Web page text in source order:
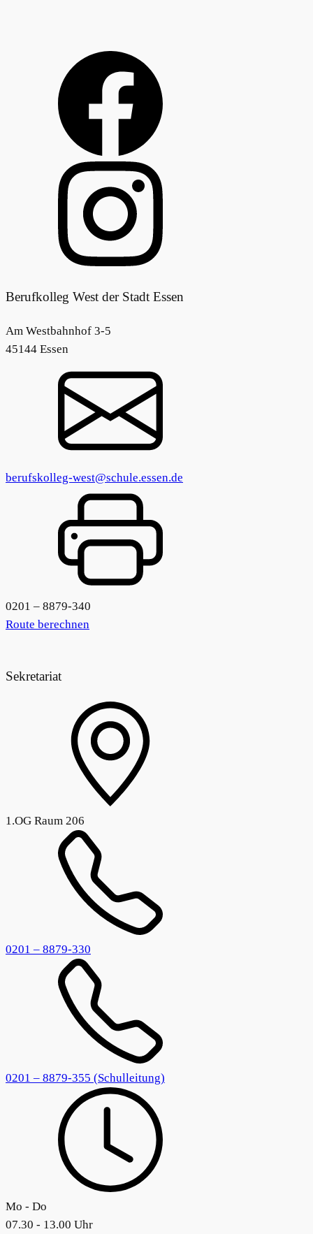
Berufkolleg West der Stadt Essen
Am Westbahnhof 3-5
45144 Essen
berufskolleg-west@schule.essen.de
0201 – 8879-340
Route berechnen
Sekretariat
1.OG Raum 206
0201 – 8879-330
0201 – 8879-355 (Schulleitung)
Mo - Do
07.30 - 13.00 Uhr